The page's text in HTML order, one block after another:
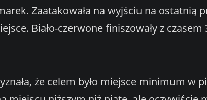
Zaatakowała na wyjściu na ostatnią
Biało-czerwone finiszowały z
że celem było miejsce minimum w